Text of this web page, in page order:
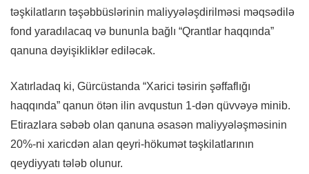
təşkilatların təşəbbüslərinin maliyyələşdirilməsi məqsədilə
fond yaradılacaq və bununla bağlı “Qrantlar haqqında”
qanuna dəyişikliklər ediləcək.
Xatırladaq ki, Gürcüstanda “Xarici təsirin şəffaflığı
haqqında” qanun ötən ilin avqustun 1-dən qüvvəyə minib.
Etirazlara səbəb olan qanuna əsasən maliyyələşməsinin
20%-ni xaricdən alan qeyri-hökumət təşkilatlarının
qeydiyyatı tələb olunur.